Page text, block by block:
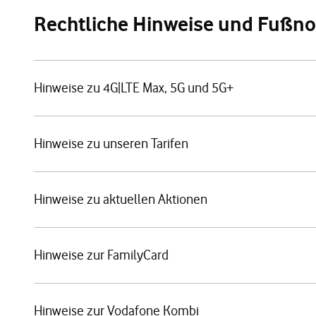
Rechtliche Hinweise und
Hinweise zu 4G|LTE Max, 5G und 5G+
Hinweise zu unseren Tarifen
Hinweise zu aktuellen Aktionen
Hinweise zur FamilyCard
Hinweise zur Vodafone Kombi